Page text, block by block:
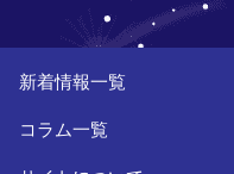
新着情報一覧
コラム一覧